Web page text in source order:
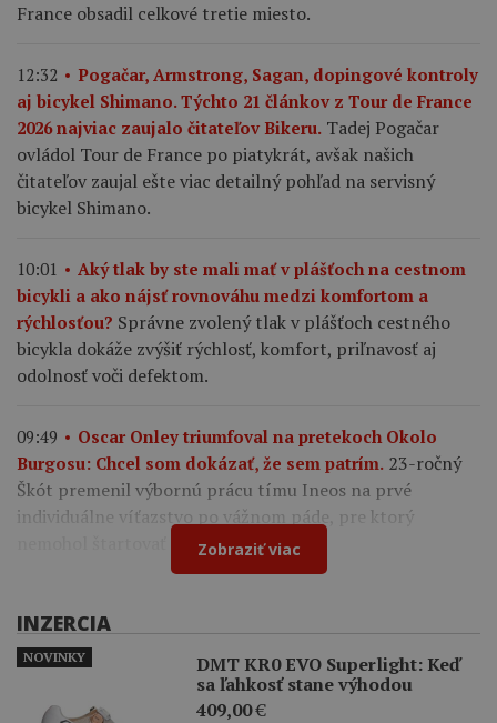
France obsadil celkové tretie miesto.
12:32
Pogačar, Armstrong, Sagan, dopingové kontroly
aj bicykel Shimano. Týchto 21 článkov z Tour de France
2026 najviac zaujalo čitateľov Bikeru. Tadej Pogačar
ovládol Tour de France po piatykrát, avšak našich
čitateľov zaujal ešte viac detailný pohľad na servisný
bicykel Shimano.
10:01
Aký tlak by ste mali mať v plášťoch na cestnom
bicykli a ako nájsť rovnováhu medzi komfortom a
rýchlosťou? Správne zvolený tlak v plášťoch cestného
bicykla dokáže zvýšiť rýchlosť, komfort, priľnavosť aj
odolnosť voči defektom.
09:49
Oscar Onley triumfoval na pretekoch Okolo
Burgosu: Chcel som dokázať, že sem patrím. 23-ročný
Škót premenil výbornú prácu tímu Ineos na prvé
individuálne víťazstvo po vážnom páde, pre ktorý
nemohol štartovať na Tour de France.
Zobraziť viac
INZERCIA
DMT KR0 EVO Superlight: Keď
sa ľahkosť stane výhodou
409,00€
NOVINKY